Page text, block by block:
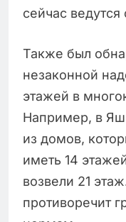
сейчас
Также был
незаконной
этажей в
Например, в
из домов,
иметь 14
возвели 21
противоречит